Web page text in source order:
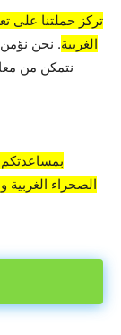
تركز حملتنا على
الغربية. نحن نؤمن
نتمكن من
الصحراء الغربية